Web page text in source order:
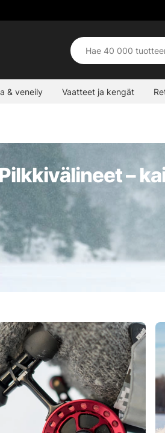
& veneily Vaatteet ja kengät
–